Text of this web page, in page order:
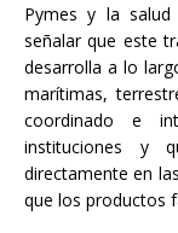
Pymes y la
señalar que este
desarrolla a lo
marítimas,
coordinado e
instituciones y
directamente en
que los productos